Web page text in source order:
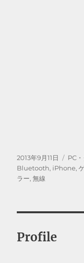
投
稿
日:
2013年9月11日
カ
テ
PC
Bluetooth, iPhone,
ラー,無線
Profile